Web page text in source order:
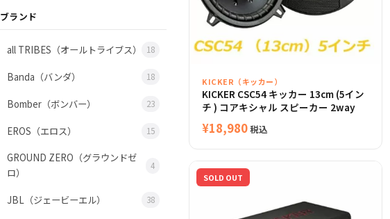
ブランド
all TRIBES（オールトライブス） 18
Banda（バンダ） 18
Bomber（ボンバー） 23
EROS（エロス） 15
GROUND ZERO（グラウンドゼ
ロ）
4
JBL（ジェービーエル） 38
KICKER（キッカー）
KICKER CSC54 キッカー 13cm (5イン
チ ) コアキシャル スピーカー 2way
¥18,980税込
SOLD OUT